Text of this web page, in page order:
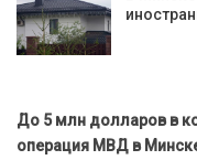
До 5 млн долларов в
операция МВД в